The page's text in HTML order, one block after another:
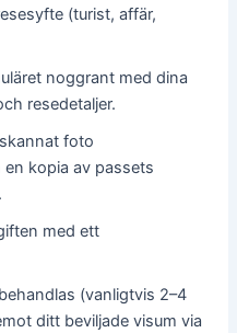
(turist, affär,
noggrant med dina
resedetaljer.
foto
kopia av passets
med ett
(vanligtvis 2–4
ditt beviljade visum via